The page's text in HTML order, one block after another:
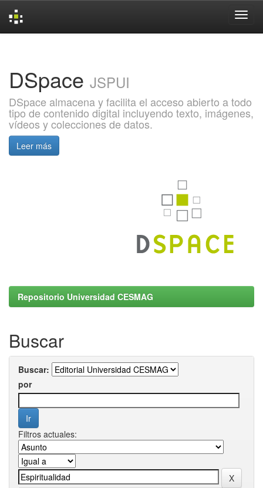
DSpace JSPUI
DSpace almacena y facilita el acceso abierto a todo
tipo de contenido digital incluyendo texto, imágenes,
vídeos y colecciones de datos.
Leer más
Repositorio Universidad CESMAG
Buscar
Buscar:
por
Filtros actuales: